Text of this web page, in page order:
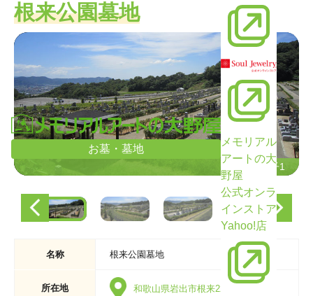
お墓・墓地
メモリアル
アートの大
野屋
公式オンラ
インストア
Yahoo!店
根来公園墓地
墓域の様子1
墓域の様子1
名称 根来公園墓地
所在地 和歌山県岩出市根来2222-1